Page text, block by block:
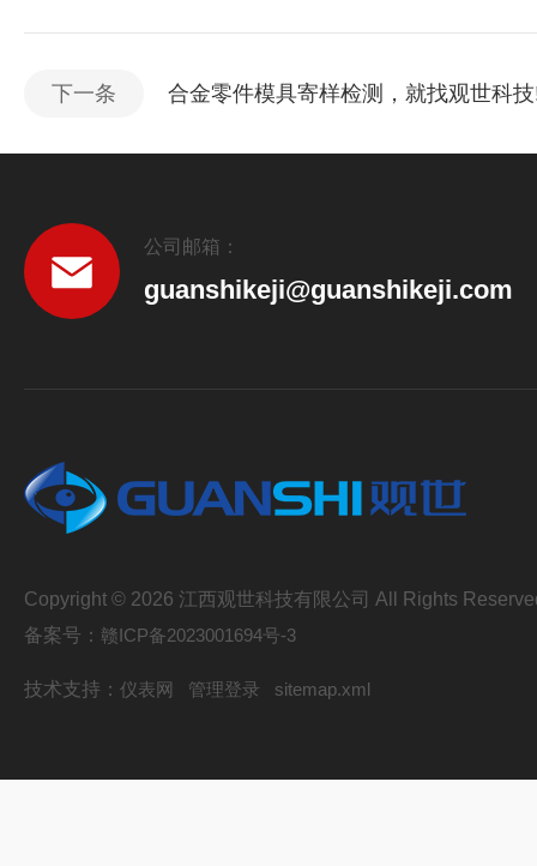
下一条 合金零件模具寄样检测，就找观世科
公司邮箱：
guanshikeji@guanshikeji.com
Copyright © 2026 江西观世科技有限公司 All Rights
备案号： 赣ICP备2023001694号-3
技术支持： 仪表网 管理登录 sitemap.xml